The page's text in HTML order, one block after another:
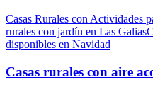
Casas Rurales con Actividades
rurales con jardín en Las Galias
disponibles en Navidad
Casas rurales con aire